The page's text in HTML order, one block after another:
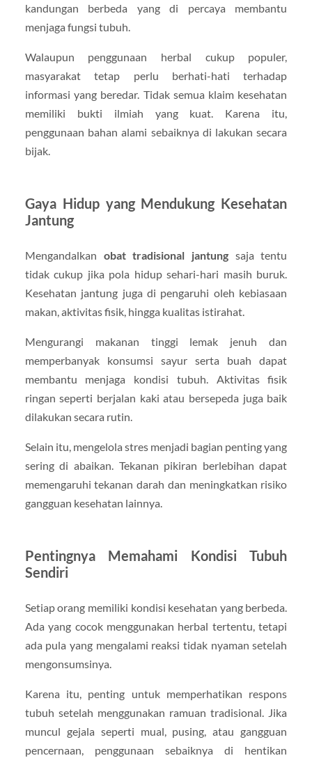
kandungan berbeda yang di percaya membantu
menjaga fungsi tubuh.
Walaupun penggunaan herbal cukup populer,
masyarakat tetap perlu berhati-hati terhadap
informasi yang beredar. Tidak semua klaim kesehatan
memiliki bukti ilmiah yang kuat. Karena itu,
penggunaan bahan alami sebaiknya di lakukan secara
bijak.
Gaya Hidup yang Mendukung Kesehatan
Jantung
Mengandalkan obat tradisional jantungsaja tentu
tidak cukup jika pola hidup sehari-hari masih buruk.
Kesehatan jantung juga di pengaruhi oleh kebiasaan
makan, aktivitas fisik, hingga kualitas istirahat.
Mengurangi makanan tinggi lemak jenuh dan
memperbanyak konsumsi sayur serta buah dapat
membantu menjaga kondisi tubuh. Aktivitas fisik
ringan seperti berjalan kaki atau bersepeda juga baik
dilakukan secara rutin.
Selain itu, mengelola stres menjadi bagian penting yang
sering di abaikan. Tekanan pikiran berlebihan dapat
memengaruhi tekanan darah dan meningkatkan risiko
gangguan kesehatan lainnya.
Pentingnya Memahami Kondisi Tubuh
Sendiri
Setiap orang memiliki kondisi kesehatan yang berbeda.
Ada yang cocok menggunakan herbal tertentu, tetapi
ada pula yang mengalami reaksi tidak nyaman setelah
mengonsumsinya.
Karena itu, penting untuk memperhatikan respons
tubuh setelah menggunakan ramuan tradisional. Jika
muncul gejala seperti mual, pusing, atau gangguan
pencernaan, penggunaan sebaiknya di hentikan